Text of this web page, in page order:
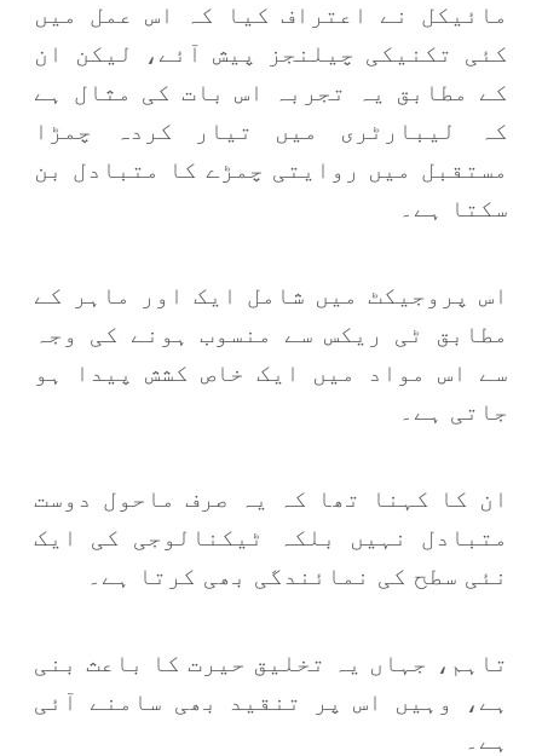
مائیکل نے اعتراف کیا کہ اس عمل میں
کئی تکنیکی چیلنجز پیش آئے، لیکن ان
کے مطابق یہ تجربہ اس بات کی مثال ہے
کہ لیبارٹری میں تیار کردہ چمڑا
مستقبل میں روایتی چمڑے کا متبادل بن
سکتا ہے۔
اس پروجیکٹ میں شامل ایک اور ماہر کے
مطابق ٹی ریکس سے منسوب ہونے کی وجہ
سے اس مواد میں ایک خاص کشش پیدا ہو
جاتی ہے۔
ان کا کہنا تھا کہ یہ صرف ماحول دوست
متبادل نہیں بلکہ ٹیکنالوجی کی ایک
نئی سطح کی نمائندگی بھی کرتا ہے۔
تاہم، جہاں یہ تخلیق حیرت کا باعث بنی
ہے، وہیں اس پر تنقید بھی سامنے آئی
ہے۔